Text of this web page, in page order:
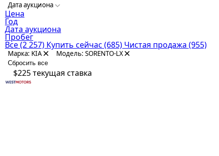
Дата аукциона
Цена
Год
Дата аукциона
Пробег
Все(2 257) Купить сейчас (685) Чистая продажа (955)
Марка: KIA Модель: SORENTO-LX
Сбросить все
$225текущая ставка